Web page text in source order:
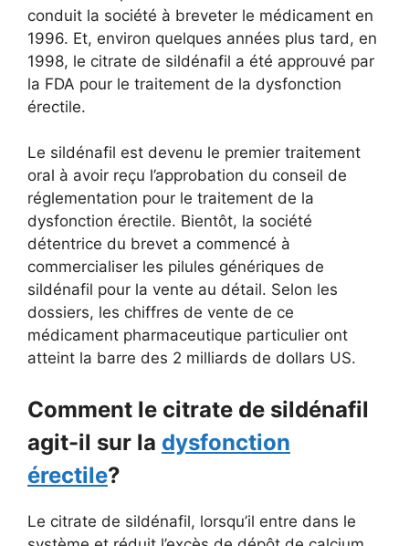
conduit la société à breveter le médicament en
1996. Et, environ quelques années plus tard, en
1998, le citrate de sildénafil a été approuvé par
la FDA pour le traitement de la dysfonction
érectile.
Le sildénafil est devenu le premier traitement
oral à avoir reçu l’approbation du conseil de
réglementation pour le traitement de la
dysfonction érectile. Bientôt, la société
détentrice du brevet a commencé à
commercialiser les pilules génériques de
sildénafil pour la vente au détail. Selon les
dossiers, les chiffres de vente de ce
médicament pharmaceutique particulier ont
atteint la barre des 2 milliards de dollars US.
Comment le citrate de sildénafil
agit-il sur la dysfonction
érectile?
Le citrate de sildénafil, lorsqu’il entre dans le